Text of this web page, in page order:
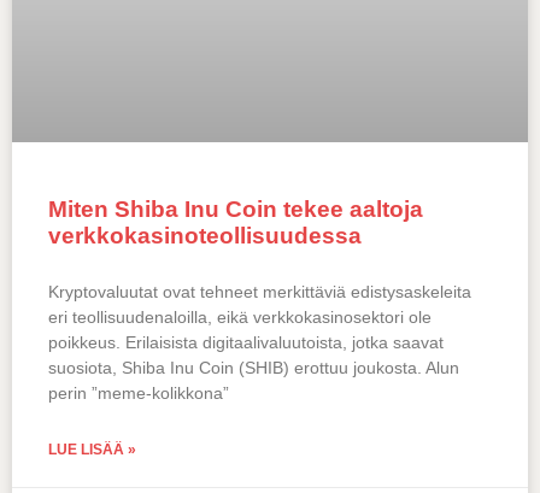
Miten Shiba Inu Coin tekee aaltoja
verkkokasinoteollisuudessa
Kryptovaluutat ovat tehneet merkittäviä edistysaskeleita
eri teollisuudenaloilla, eikä verkkokasinosektori ole
poikkeus. Erilaisista digitaalivaluutoista, jotka saavat
suosiota, Shiba Inu Coin (SHIB) erottuu joukosta. Alun
perin ”meme-kolikkona”
LUE LISÄÄ »